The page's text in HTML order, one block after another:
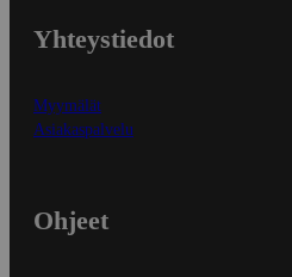
Yhteystiedot
Myymälät
Asiakaspalvelu
Ohjeet